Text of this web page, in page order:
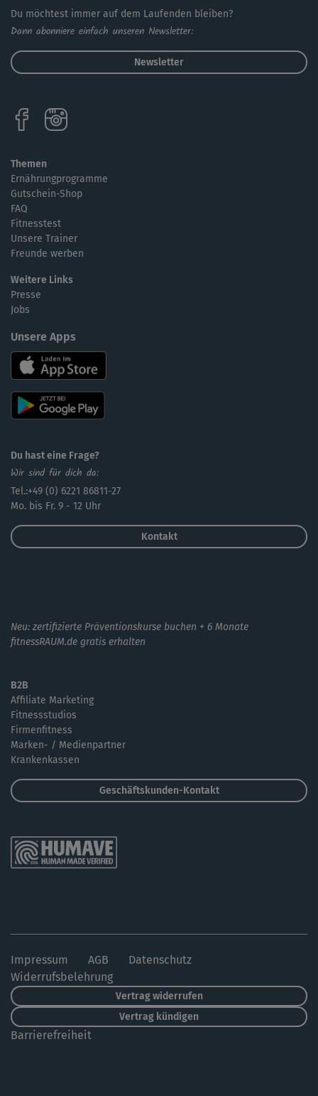
Du möchtest immer auf dem Laufenden bleiben?
Dann abonniere einfach unseren Newsletter:
Newsletter
Themen
Ernährungprogramme
Gutschein-Shop
FAQ
Fitnesstest
Unsere Trainer
Freunde werben
Weitere Links
Presse
Jobs
Unsere Apps
Du hast eine Frage?
Wir sind für dich da:
Tel.:+49 (0) 6221 86811-27
Mo. bis Fr. 9 - 12 Uhr
Kontakt
Neu: zertifizierte Präventionskurse buchen + 6 Monate
fitnessRAUM.de gratis erhalten
B2B
Affiliate Marketing
Fitnessstudios
Firmenfitness
Marken- / Medienpartner
Krankenkassen
Geschäftskunden-Kontakt
Impressum AGB
Datenschutz
Widerrufsbelehrung
Vertrag widerrufen
Vertrag kündigen
Barrierefreiheit